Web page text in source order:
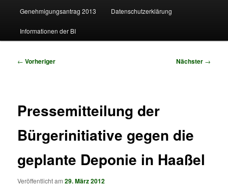
Genehmigungsantrag 2013 Datenschutzerklärung
Informationen der BI
Beitragsnavigation
← Vorheriger Nächster →
Pressemitteilung der
Bürgerinitiative gegen die
geplante Deponie in Haaßel
Veröffentlicht am29. März 2012